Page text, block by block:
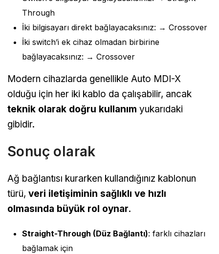
Through
İki bilgisayarı direkt bağlayacaksınız: → Crossover
İki switch’i ek cihaz olmadan birbirine
bağlayacaksınız: → Crossover
Modern cihazlarda genellikle Auto MDI-X
olduğu için her iki kablo da çalışabilir, ancak
teknik olarak doğru kullanım yukarıdaki
gibidir.
Sonuç olarak
Ağ bağlantısı kurarken kullandığınız kablonun
türü, veri iletişiminin sağlıklı ve hızlı
olmasında büyük rol oynar.
Straight-Through (Düz Bağlantı): farklı cihazları
bağlamak için